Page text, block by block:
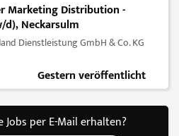
Marketing Distribution -
Neckarsulm
Dienstleistung GmbH & Co. KG
Gestern veröffentlicht
per E-Mail erhalten?